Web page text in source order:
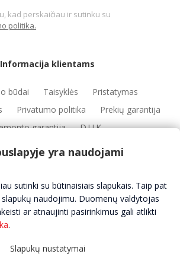
kad perskaičiau ir sutinku su
politika.
Informacija klientams
būdai Taisyklės
Pristatymas
Privatumo politika
Prekių garantija
garantija
D.U.K
Automobilių dalys
Apie mus
Kontaktai
yra naudojami
sutinki su būtinaisiais slapukais. Taip pat
naudojimu. Duomenų valdytojas
ar atnaujinti pasirinkimus gali atlikti
.
Slapukų nustatymai